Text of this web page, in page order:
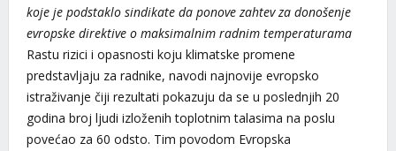
koje je podstaklo sindikate da ponove zahtev za donošenje
evropske direktive o maksimalnim radnim temperaturama
Rastu rizici i opasnosti koju klimatske promene
predstavljaju za radnike, navodi najnovije evropsko
istraživanje čiji rezultati pokazuju da se u poslednjih 20
godina broj ljudi izloženih toplotnim talasima na poslu
povećao za 60 odsto. Tim povodom Evropska